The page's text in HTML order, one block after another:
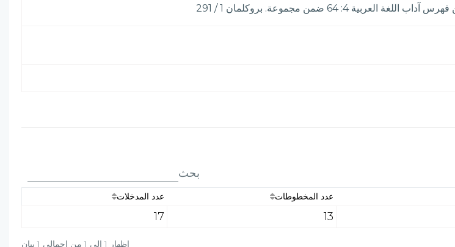
بحث
عدد المخطوطات عدد المدخلات
13
17
إظهار 1 إلى 1 من إجمالي 1 بيان